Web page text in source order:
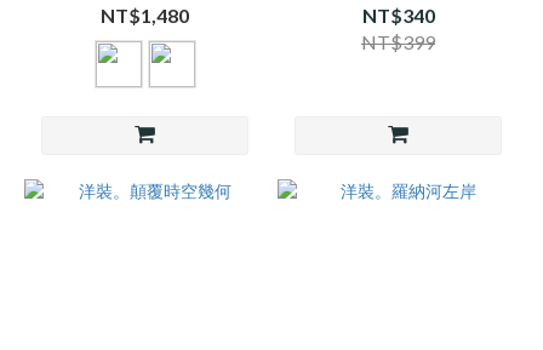
NT$1,480
NT$340
NT$399